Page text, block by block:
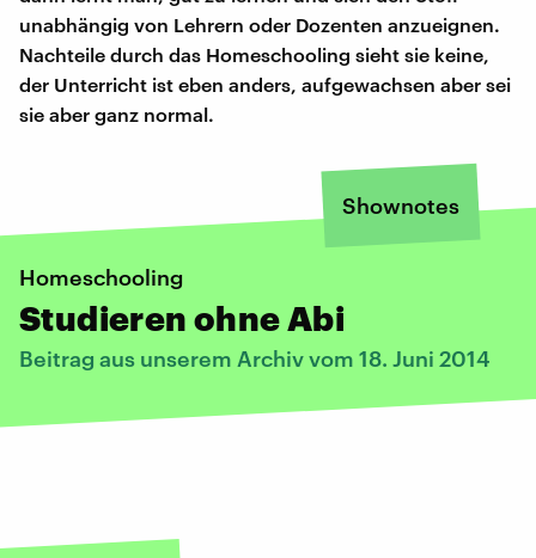
unabhängig von Lehrern oder Dozenten anzueignen.
Nachteile durch das Homeschooling sieht sie keine,
der Unterricht ist eben anders, aufgewachsen aber sei
sie aber ganz normal.
Shownotes
Homeschooling
Studieren ohne Abi
Beitrag aus unserem Archiv vom 18. Juni 2014